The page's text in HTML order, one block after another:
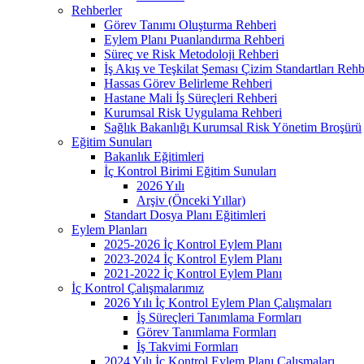
Rehberler
Görev Tanımı Oluşturma Rehberi
Eylem Planı Puanlandırma Rehberi
Süreç ve Risk Metodoloji Rehberi
İş Akış ve Teşkilat Şeması Çizim Standartları
Hassas Görev Belirleme Rehberi
Hastane Mali İş Süreçleri Rehberi
Kurumsal Risk Uygulama Rehberi
Sağlık Bakanlığı Kurumsal Risk Yönetim Broşürü
Eğitim Sunuları
Bakanlık Eğitimleri
İç Kontrol Birimi Eğitim Sunuları
2026 Yılı
Arşiv (Önceki Yıllar)
Standart Dosya Planı Eğitimleri
Eylem Planları
2025-2026 İç Kontrol Eylem Planı
2023-2024 İç Kontrol Eylem Planı
2021-2022 İç Kontrol Eylem Planı
İç Kontrol Çalışmalarımız
2026 Yılı İç Kontrol Eylem Plan Çalışmaları
İş Süreçleri Tanımlama Formları
Görev Tanımlama Formları
İş Takvimi Formları
2024 Yılı İç Kontrol Eylem Planı Çalışmaları